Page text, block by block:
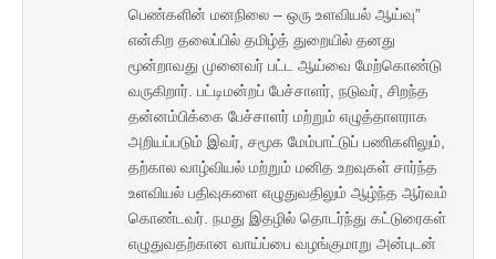
பெண்களின் மனநிலை – ஒரு உளவியல் ஆய்வு”
என்கிற தலைப்பில் தமிழ்த் துறையில் தனது
மூன்றாவது முனைவர் பட்ட ஆய்வை மேற்கொண்டு
வருகிறார். பட்டிமன்றப் பேச்சாளர், நடுவர், சிறந்த
தன்னம்பிக்கை பேச்சாளர் மற்றும் எழுத்தாளராக
அறியப்படும் இவர், சமூக மேம்பாட்டுப் பணிகளிலும்,
தற்கால வாழ்வியல் மற்றும் மனித உறவுகள் சார்ந்த
உளவியல் பதிவுகளை எழுதுவதிலும் ஆழ்ந்த ஆர்வம்
கொண்டவர். நமது இதழில் தொடர்ந்து கட்டுரைகள்
எழுதுவதற்கான வாய்ப்பை வழங்குமாறு அன்புடன்